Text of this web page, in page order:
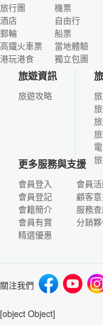
旅行團
酒店
郵輪
高鐵火車票
港玩港食
機票
自由行
船票
當地體驗
獨立包團
旅遊資訊
旅遊攻略
更多服務與支援
會員登入
會員登記
會籍簡介
會員有賞
精選優惠
會員
顧客
服務
分銷
關注我們
[object Object]